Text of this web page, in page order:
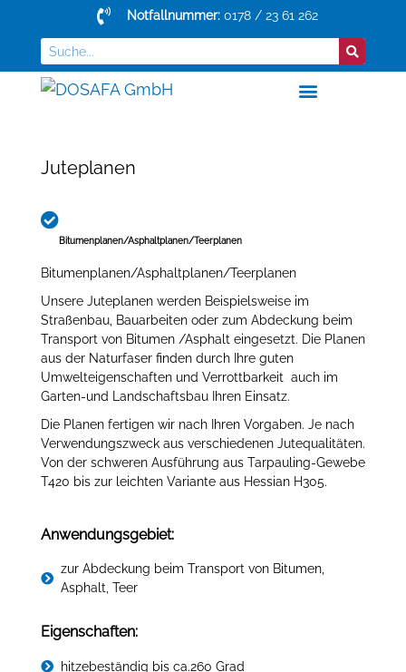
Notfallnummer: 0178 / 23 61 262
Juteplanen
Bitumenplanen/Asphaltplanen/Teerplanen
Bitumenplanen/Asphaltplanen/Teerplanen
Unsere Juteplanen werden Beispielsweise im
Straßenbau, Bauarbeiten oder zum Abdeckung beim
Transport von Bitumen /Asphalt eingesetzt. Die Planen
aus der Naturfaser finden durch Ihre guten
Umwelteigenschaften und Verrottbarkeit auch im
Garten-und Landschaftsbau Ihren Einsatz.
Die Planen fertigen wir nach Ihren Vorgaben. Je nach
Verwendungszweck aus verschiedenen Jutequalitäten.
Von der schweren Ausführung aus Tarpauling-Gewebe
T420 bis zur leichten Variante aus Hessian H305.
Anwendungsgebiet:
zur Abdeckung beim Transport von Bitumen,
Asphalt, Teer
Eigenschaften:
hitzebeständig bis ca.260 Grad